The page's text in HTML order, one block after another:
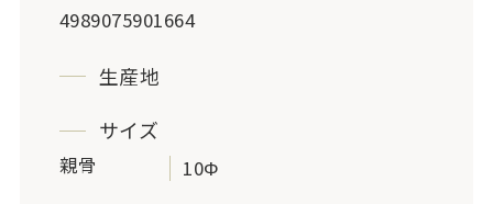
4989075901664
生産地
サイズ
親骨 10Φ